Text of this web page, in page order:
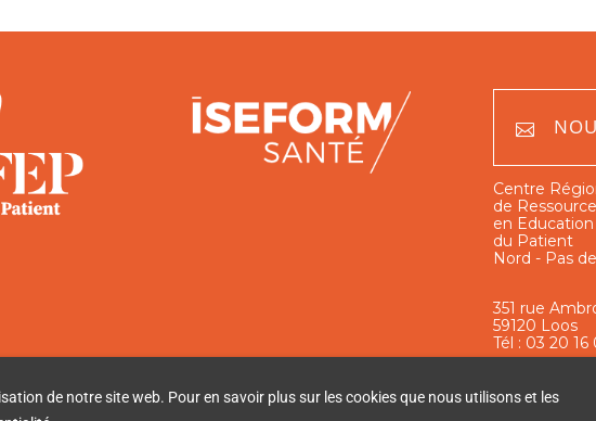
Centre
de
en
du Patient
Nord - Pas
351 rue
59120 Loos
Tél : 03 20 16
de notre site web. Pour en savoir plus sur les cookies que nous utilisons et les